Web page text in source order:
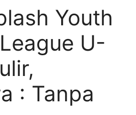
Youth
U-
: Tanpa